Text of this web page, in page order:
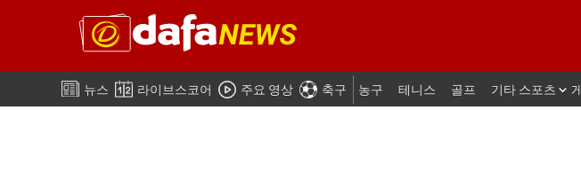
뉴스 라이브스코어 주요 영상 축구 농구 테니스 골프 기타 스포츠